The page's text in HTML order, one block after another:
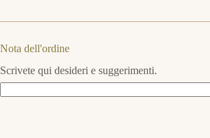
Nota dell'ordine
Scrivete qui desideri e suggerimenti.